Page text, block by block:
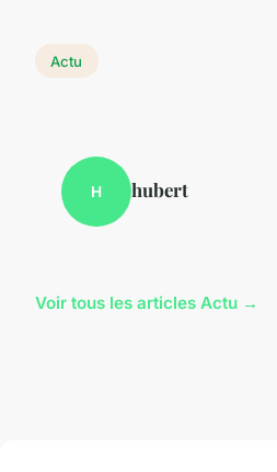
Actu
H hubert
Voir tous les articles Actu →